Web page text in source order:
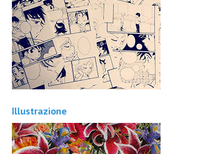
Illustrazione